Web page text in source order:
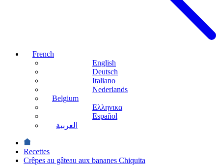
French
English
Deutsch
Italiano
Nederlands
Belgium
Ελληνικα
Español
العربية
Recettes
Crêpes au gâteau aux bananes Chiquita